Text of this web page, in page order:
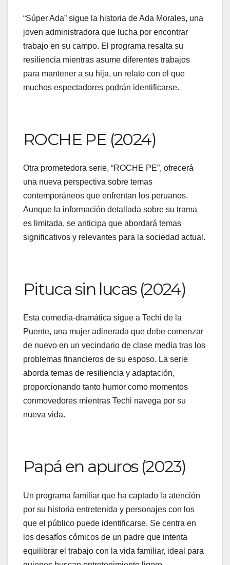
“Súper Ada” sigue la historia de Ada Morales, una
joven administradora que lucha por encontrar
trabajo en su campo. El programa resalta su
resiliencia mientras asume diferentes trabajos
para mantener a su hija, un relato con el que
muchos espectadores podrán identificarse.
ROCHE PE (2024)
Otra prometedora serie, “ROCHE PE”, ofrecerá
una nueva perspectiva sobre temas
contemporáneos que enfrentan los peruanos.
Aunque la información detallada sobre su trama
es limitada, se anticipa que abordará temas
significativos y relevantes para la sociedad actual.
Pituca sin lucas (2024)
Esta comedia-dramática sigue a Techi de la
Puente, una mujer adinerada que debe comenzar
de nuevo en un vecindario de clase media tras los
problemas financieros de su esposo. La serie
aborda temas de resiliencia y adaptación,
proporcionando tanto humor como momentos
conmovedores mientras Techi navega por su
nueva vida.
Papá en apuros (2023)
Un programa familiar que ha captado la atención
por su historia entretenida y personajes con los
que el público puede identificarse. Se centra en
los desafíos cómicos de un padre que intenta
equilibrar el trabajo con la vida familiar, ideal para